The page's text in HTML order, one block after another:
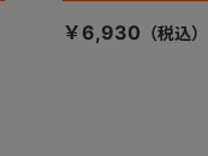
￥6,930